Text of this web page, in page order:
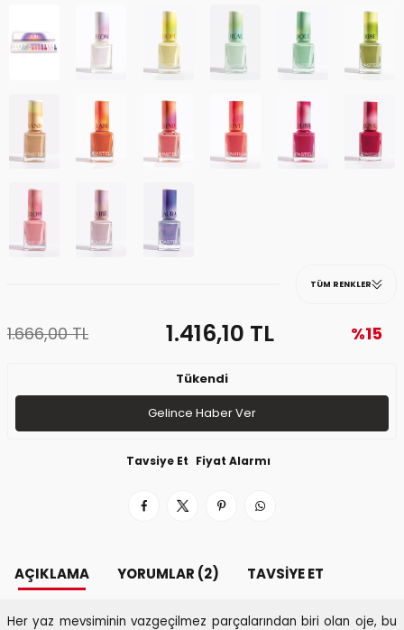
TÜM RENKLER
1.666,00TL 1.416,10 TL %15
Tükendi
Gelince Haber Ver
Tavsiye Et Fiyat Alarmı
AÇIKLAMA YORUMLAR (2) TAVSIYE ET
Her yaz mevsiminin vazgeçilmez parçalarından biri olan oje, bu